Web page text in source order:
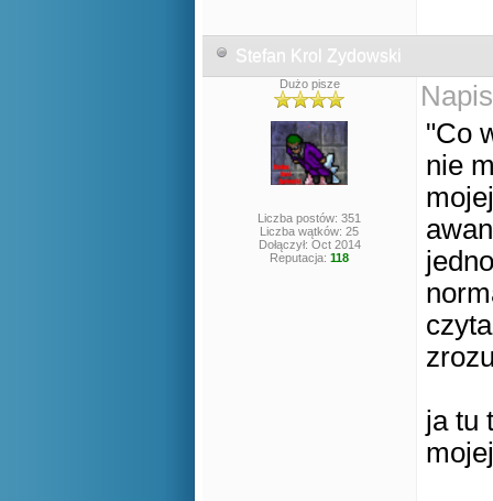
Stefan Krol Zydowski
Dużo pisze
Liczba postów: 351
Liczba wątków: 25
Dołączył: Oct 2014
Reputacja: 118
"Co
nie
ja tu